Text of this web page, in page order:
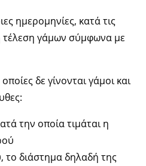
ημερομηνίες, κατά τις
τέλεση γάμων σύμφωνα με
δε γίνονται γάμοι και
την οποία τιμάται η
το διάστημα δηλαδή της